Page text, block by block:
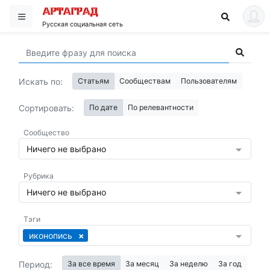
Русская социальная сеть
Искать по: Статьям Сообществам Пользователям
Сортировать: По дате По релевантности
Сообщество
Ничего не выбрано
Рубрика
Ничего не выбрано
Тэги
иконопись
Период: За все время За месяц За неделю За год